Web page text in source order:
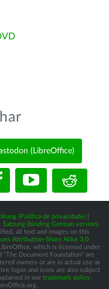
(LibreOffice)
(Política de privacidade)
Satzung (binding German version)
all text and images on this
Attribution-Share Alike 3.0
which is licensed under
“The Document Foundation” are
owners or are in actual use as
logos and icons are also subject
in our trademark policy